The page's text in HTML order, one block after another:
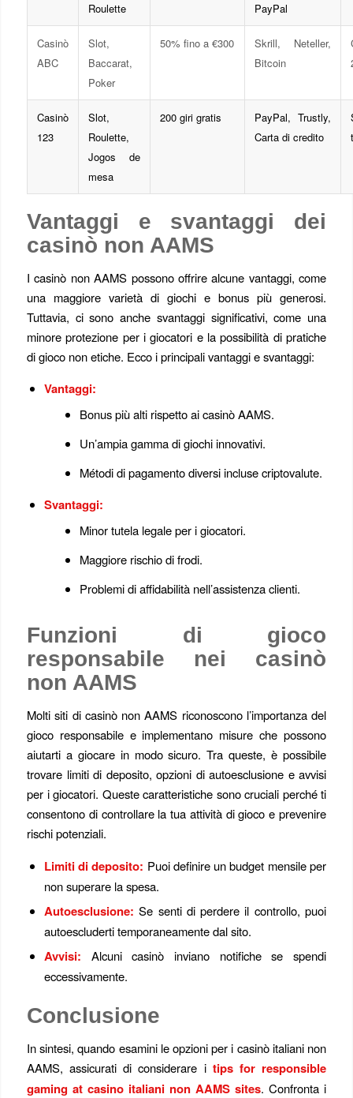
Roulette
PayPal
Casinò
ABC
Slot,
Baccarat,
Poker
50% fino a €300
Skrill, Neteller,
Bitcoin
Casinò
123
Slot,
Roulette,
Jogos de
mesa
200 giri gratis
PayPal, Trustly,
Carta di credito
Vantaggi e svantaggi dei
casinò non AAMS
I casinò non AAMS possono offrire alcune vantaggi, come
una maggiore varietà di giochi e bonus più generosi.
Tuttavia, ci sono anche svantaggi significativi, come una
minore protezione per i giocatori e la possibilità di pratiche
di gioco non etiche. Ecco i principali vantaggi e svantaggi:
Vantaggi:
Bonus più alti rispetto ai casinò AAMS.
Un’ampia gamma di giochi innovativi.
Métodi di pagamento diversi incluse criptovalute.
Svantaggi:
Minor tutela legale per i giocatori.
Maggiore rischio di frodi.
Problemi di affidabilità nell’assistenza clienti.
Funzioni di gioco
responsabile nei casinò
non AAMS
Molti siti di casinò non AAMS riconoscono l’importanza del
gioco responsabile e implementano misure che possono
aiutarti a giocare in modo sicuro. Tra queste, è possibile
trovare limiti di deposito, opzioni di autoesclusione e avvisi
per i giocatori. Queste caratteristiche sono cruciali perché ti
consentono di controllare la tua attività di gioco e prevenire
rischi potenziali.
Limiti di deposito: Puoi definire un budget mensile per
non superare la spesa.
Autoesclusione: Se senti di perdere il controllo, puoi
autoescluderti temporaneamente dal sito.
Avvisi: Alcuni casinò inviano notifiche se spendi
eccessivamente.
Conclusione
In sintesi, quando esamini le opzioni per i casinò italiani non
AAMS, assicurati di considerare i tips for responsible
gaming at casino italiani non AAMS sites. Confronta i